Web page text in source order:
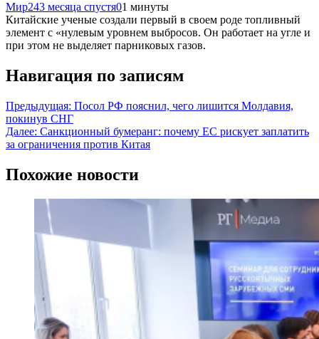
Мир243 месяца спустя01 минуты
Китайские ученые создали первый в своем роде топливный
элемент с «нулевым уровнем выбросов. Он работает на угле и
при этом не выделяет парниковых газов.
Навигация по записям
Предыдущая: Посол РФ пояснил, чего лишится Молдавия,
покинув СНГ
Далее: Санкционный бумеранг: почему ЕС рискует заплатить
за ограничения против Китая
Похожие новости